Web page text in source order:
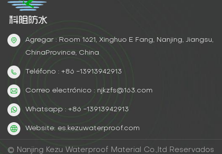
poliuretano Para mayor impermeabilización.
Agregar : Room 1621, Xinghuo E Fang, Nanjing, Jiangsu,
ChinaProvince, China
Teléfono : +86 -13913942913
Correo electrónico : njkzfs@163.com
Whatsapp : +86 -13913942913
Website: es.kezuwaterproof.com
© Nanjing Kezu Waterproof Material Co.,ltd Reservados